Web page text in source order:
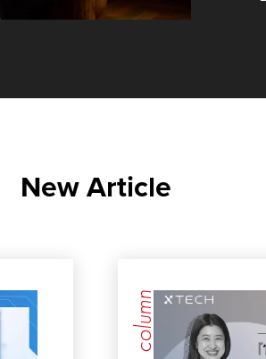
New Article
column